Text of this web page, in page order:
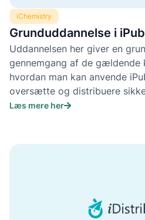
iChemistry
Grunduddannelse i
Uddannelsen her giver en
gennemgang af de gældende
hvordan man kan anvende
oversætte og distribuere
Læs mere her